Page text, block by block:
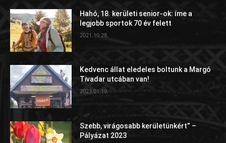
Hahó, 18. kerületi senior-ok: íme a
legjobb sportok 70 év felett
2021.10.28.
Kedvenc állat eledeles boltunk a Margó
Tivadar utcában van!
2023.01.19.
Szebb, virágosabb kerületünkért” –
Pályázat 2023